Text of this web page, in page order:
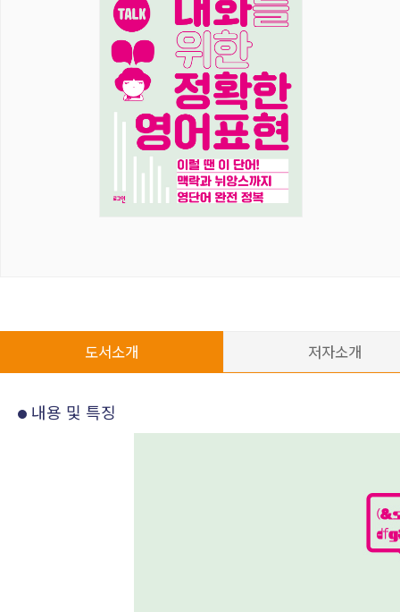
도서소개 저자소개
내용 및 특징